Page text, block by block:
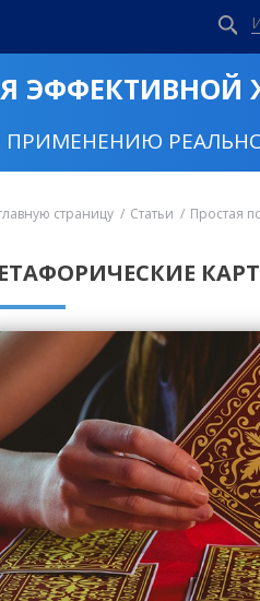
ЭФФЕКТИВНОЙ
ПРИМЕНЕНИЮ
страницу Статьи Простая